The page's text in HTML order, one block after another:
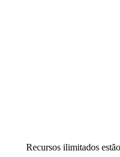
Recursos ilimitados